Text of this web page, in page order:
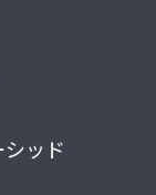
ッド